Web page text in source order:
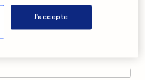
J'accepte